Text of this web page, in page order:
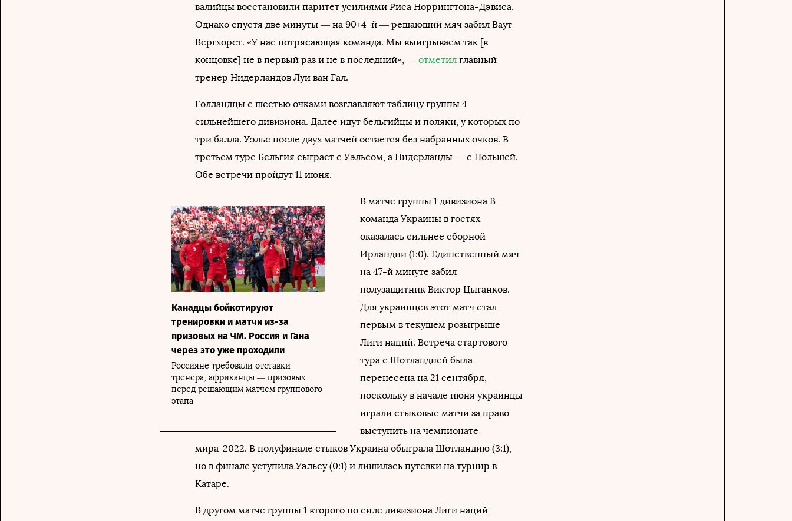
валийцы восстановили паритет усилиями Риса Норрингтона-Дэвиса.
Однако спустя две минуты — на 90+4-й — решающий мяч забил Ваут
Вергхорст. «У нас потрясающая команда. Мы выигрываем так [в
концовке] не в первый раз и не в последний», — отметил главный
тренер Нидерландов Луи ван Гал.
Голландцы с шестью очками возглавляют таблицу группы 4
сильнейшего дивизиона. Далее идут бельгийцы и поляки, у которых по
три балла. Уэльс после двух матчей остается без набранных очков. В
третьем туре Бельгия сыграет с Уэльсом, а Нидерланды — с Польшей.
Обе встречи пройдут 11 июня.
Канадцы бойкотируют
тренировки и матчи из-за
призовых на ЧМ. Россия и Гана
через это уже проходили
Россияне требовали отставки
тренера, африканцы — призовых
перед решающим матчем группового
этапа
В матче группы 1 дивизиона B
команда Украины в гостях
оказалась сильнее сборной
Ирландии (1:0). Единственный мяч
на 47-й минуте забил
полузащитник Виктор Цыганков.
Для украинцев этот матч стал
первым в текущем розыгрыше
Лиги наций. Встреча стартового
тура с Шотландией была
перенесена на 21 сентября,
поскольку в начале июня украинцы
играли стыковые матчи за право
выступить на чемпионате
мира-2022. В полуфинале стыков Украина обыграла Шотландию (3:1),
но в финале уступила Уэльсу (0:1) и лишилась путевки на турнир в
Катаре.
В другом матче группы 1 второго по силе дивизиона Лиги наций